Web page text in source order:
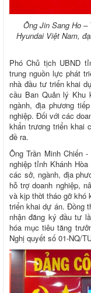
Ông Jin Sang Ho –
Hyundai Việt Nam,
Phó Chủ tịch UBND
trung nguồn lực phát
nhà đầu tư triển khai
cầu Ban Quản lý Khu
ngành, địa phương
nghiệp. Đối với các
khẩn trương triển khai
đề ra.
Ông Trần Minh Chiến
nghiệp tỉnh Khánh
các sở, ngành, địa
hỗ trợ doanh nghiệp,
và kịp thời tháo gỡ khó
triển khai dự án. Đồng
nhận đăng ký đầu tư
hóa mục tiêu tăng
Nghị quyết số 01-NQ/